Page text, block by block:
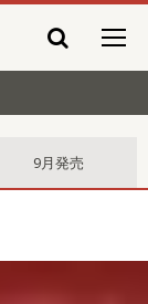
9月発売